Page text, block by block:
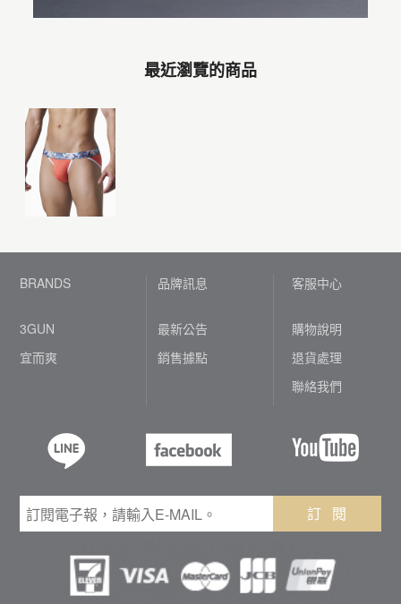
最近瀏覽的商品
BRANDS
3GUN
宜而爽
品牌訊息
最新公告
銷售據點
客服中心
購物說明
退貨處理
聯絡我們
訂 閱